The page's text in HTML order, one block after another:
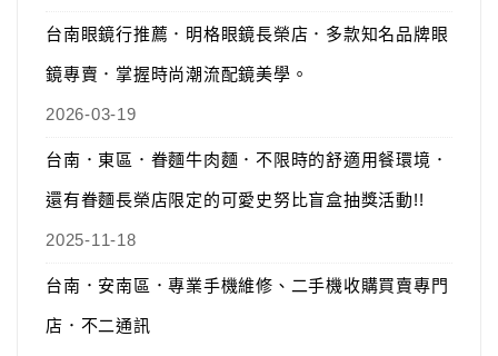
台南眼鏡行推薦．明格眼鏡長榮店．多款知名品牌眼
鏡專賣．掌握時尚潮流配鏡美學。
2026-03-19
台南．東區．眷麵牛肉麵．不限時的舒適用餐環境．
還有眷麵長榮店限定的可愛史努比盲盒抽獎活動!!
2025-11-18
台南．安南區．專業手機維修、二手機收購買賣專門
店．不二通訊